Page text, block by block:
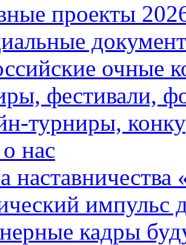
проекты
очные
фестивали,
турниры,
нас
импульс
кадры